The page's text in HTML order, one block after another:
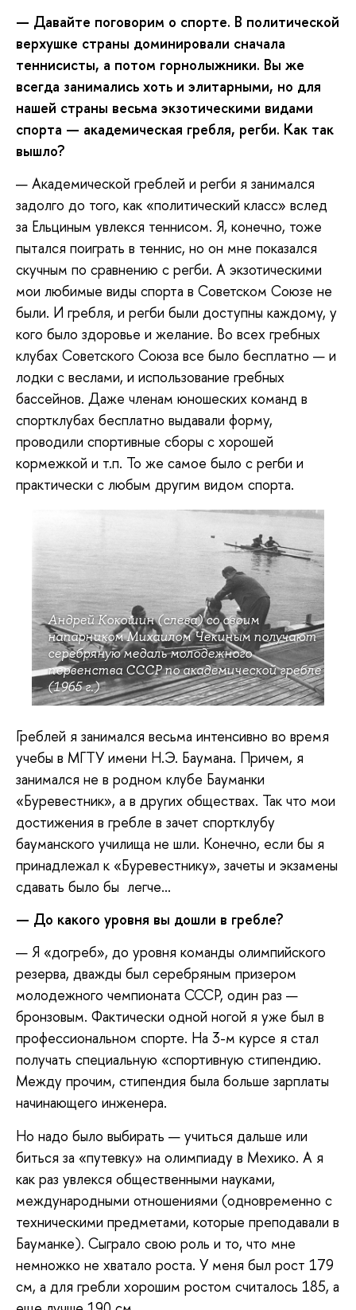
— Давайте поговорим о спорте. В политической
верхушке страны доминировали сначала
теннисисты, а потом горнолыжники. Вы же
всегда занимались хоть и элитарными, но для
нашей страны весьма экзотическими видами
спорта — академическая гребля, регби. Как так
вышло?
— Академической греблей и регби я занимался
задолго до того, как «политический класс» вслед
за Ельциным увлекся теннисом. Я, конечно, тоже
пытался поиграть в теннис, но он мне показался
скучным по сравнению с регби. А экзотическими
мои любимые виды спорта в Советском Союзе не
были. И гребля, и регби были доступны каждому, у
кого было здоровье и желание. Во всех гребных
клубах Советского Союза все было бесплатно — и
лодки с веслами, и использование гребных
бассейнов. Даже членам юношеских команд в
спортклубах бесплатно выдавали форму,
проводили спортивные сборы с хорошей
кормежкой и т.п. То же самое было с регби и
практически с любым другим видом спорта.
Андрей Кокошин (слева) со своим
напарником Михаилом Чекиным получают
серебряную медаль молодежного
первенства СССР по академической гребле
(1965 г.)
Греблей я занимался весьма интенсивно во время
учебы в МГТУ имени Н.Э. Баумана. Причем, я
занимался не в родном клубе Бауманки
«Буревестник», а в других обществах. Так что мои
достижения в гребле в зачет спортклубу
бауманского училища не шли. Конечно, если бы я
принадлежал к «Буревестнику», зачеты и экзамены
сдавать было бы легче...
— До какого уровня вы дошли в гребле?
— Я «догреб», до уровня команды олимпийского
резерва, дважды был серебряным призером
молодежного чемпионата СССР, один раз —
бронзовым. Фактически одной ногой я уже был в
профессиональном спорте. На 3-м курсе я стал
получать специальную «спортивную стипендию.
Между прочим, стипендия была больше зарплаты
начинающего инженера.
Но надо было выбирать — учиться дальше или
биться за «путевку» на олимпиаду в Мехико. А я
как раз увлекся общественными науками,
международными отношениями (одновременно с
техническими предметами, которые преподавали в
Бауманке). Сыграло свою роль и то, что мне
немножко не хватало роста. У меня был рост 179
см, а для гребли хорошим ростом считалось 185, а